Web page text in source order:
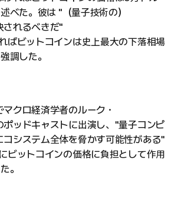
べた。彼は "（量子技術の）
されるべきだ"
ばビットコインは史上最大の下落相場
調した。
クロ経済学者のルーク・
ッドキャストに出演し、"量子コンピ
コシステム全体を脅かす可能性がある"
ビットコインの価格に負担として作用
。